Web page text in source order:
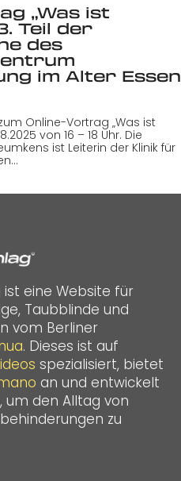
„Was ist
Teil der
des
im Alter Essen
Online-Vortrag „Was ist
von 16 – 18 Uhr. Die
ist Leiterin der Klinik für
eine Website für
Taubblinde und
vom Berliner
. Dieses ist auf
spezialisiert, bietet
an und entwickelt
um den Alltag von
zu